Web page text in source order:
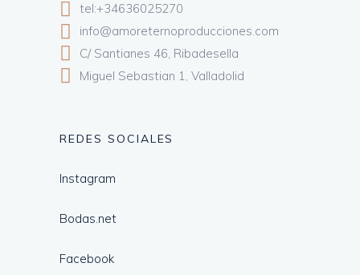
tel:+34636025270
info@amoreternoproducciones.com
C/ Santianes 46, Ribadesella
Miguel Sebastian 1, Valladolid
REDES SOCIALES
Instagram
Bodas.net
Facebook